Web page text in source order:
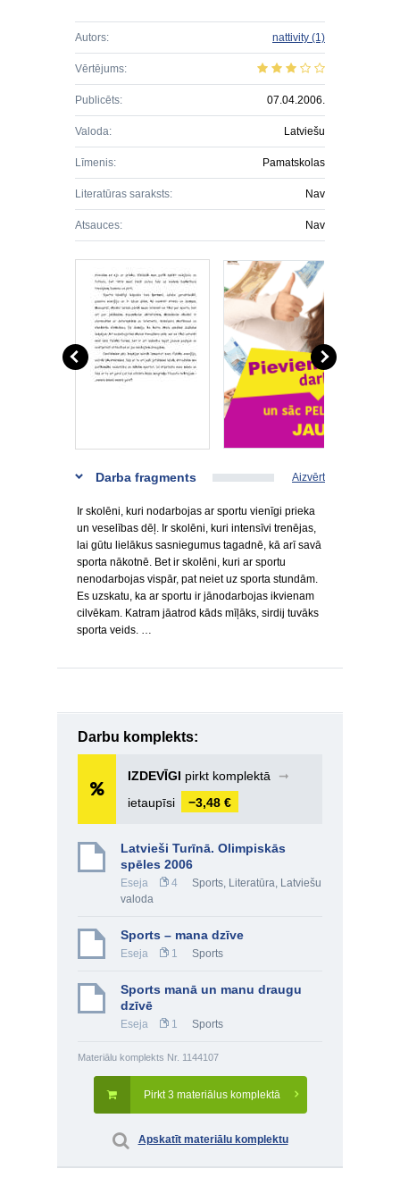
Autors: nattivity (1)
Vērtējums:
Publicēts: 07.04.2006.
Valoda: Latviešu
Līmenis: Pamatskolas
Literatūras saraksts: Nav
Atsauces: Nav
Darba fragments Aizvērt
Ir skolēni, kuri nodarbojas ar sportu vienīgi prieka
un veselības dēļ. Ir skolēni, kuri intensīvi trenējas,
lai gūtu lielākus sasniegumus tagadnē, kā arī savā
sporta nākotnē. Bet ir skolēni, kuri ar sportu
nenodarbojas vispār, pat neiet uz sporta stundām.
Es uzskatu, ka ar sportu ir jānodarbojas ikvienam
cilvēkam. Katram jāatrod kāds mīļāks, sirdij tuvāks
sporta veids. …
Darbu komplekts:
IZDEVĪGI pirkt komplektā
➞
ietaupīsi
−3,48 €
Latvieši Turīnā. Olimpiskās
spēles 2006
Eseja 4 Sports, Literatūra, Latviešu
valoda
Sports – mana dzīve
Eseja 1 Sports
Sports manā un manu draugu
dzīvē
Eseja 1 Sports
Materiālu komplekts Nr. 1144107
Pirkt 3 materiālus komplektā
Apskatīt materiālu komplektu